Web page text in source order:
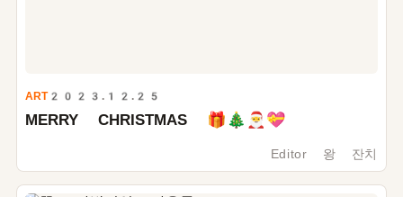
ART2023.12.25
MERRY CHRISTMAS 🎁🎄🎅💝
Editor 왕 잔치